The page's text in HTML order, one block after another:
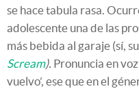
se hace tabula rasa.
adolescente una de las
más bebida al garaje (sí,
Scream). Pronuncia en
vuelvo’, ese que en el